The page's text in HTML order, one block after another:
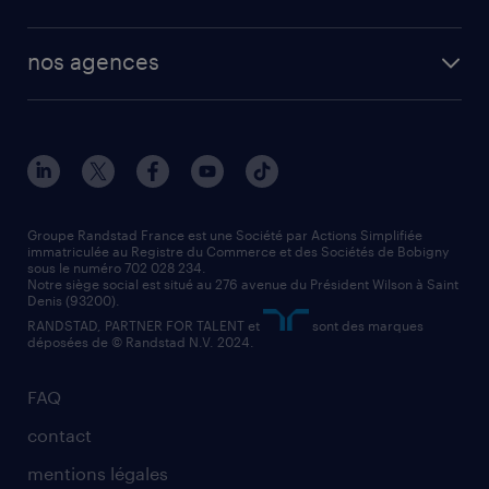
manutentionnaire
assistant administratif
comptable
solutions opérationnelles
contact entreprise
faq intérim / recrutement
nos agences
nos agences par ville
nos agences par région
nos cabinets de recrutement
FAQ
contact
mentions légales
Groupe Randstad France est une Société par Actions Simplifiée
immatriculée au Registre du Commerce et des Sociétés de Bobigny
sous le numéro 702 028 234.
Notre siège social est situé au 276 avenue du Président Wilson à Saint
Denis (93200).
RANDSTAD, PARTNER FOR TALENT et
sont des marques
déposées de © Randstad N.V. 2024.